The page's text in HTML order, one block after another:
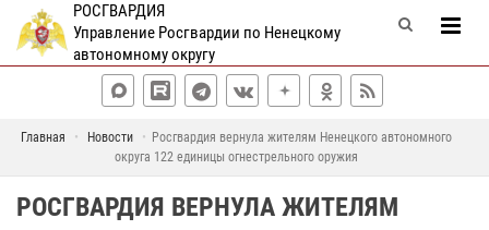
РОСГВАРДИЯ
Управление Росгвардии по Ненецкому
автономному округу
Главная Новости
Росгвардия вернула жителям Ненецкого автономного
округа 122 единицы огнестрельного оружия
РОСГВАРДИЯ ВЕРНУЛА ЖИТЕЛЯМ